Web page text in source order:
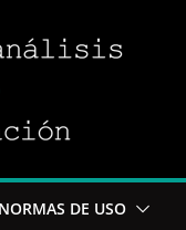
NORMAS DE USO